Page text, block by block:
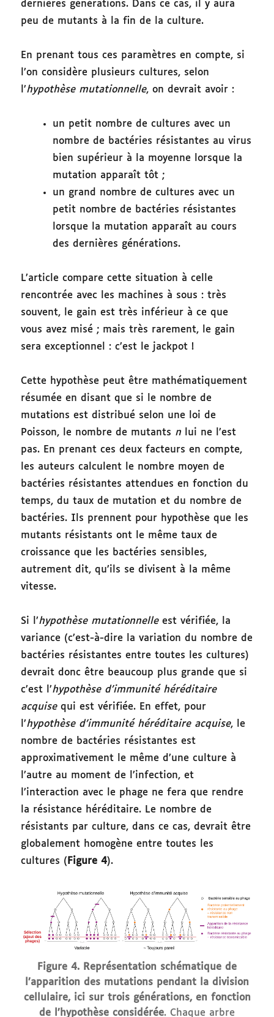
dernières générations. Dans ce cas, il y aura
peu de mutants à la fin de la culture.
En prenant tous ces paramètres en compte, si
l’on considère plusieurs cultures, selon
l’hypothèse mutationnelle, on devrait avoir :
un petit nombre de cultures avec un
nombre de bactéries résistantes au virus
bien supérieur à la moyenne lorsque la
mutation apparaît tôt ;
un grand nombre de cultures avec un
petit nombre de bactéries résistantes
lorsque la mutation apparaît au cours
des dernières générations.
L’article compare cette situation à celle
rencontrée avec les machines à sous : très
souvent, le gain est très inférieur à ce que
vous avez misé ; mais très rarement, le gain
sera exceptionnel : c’est le jackpot !
Cette hypothèse peut être mathématiquement
résumée en disant que si le nombre de
mutations est distribué selon une loi de
Poisson, le nombre de mutants n lui ne l’est
pas. En prenant ces deux facteurs en compte,
les auteurs calculent le nombre moyen de
bactéries résistantes attendues en fonction du
temps, du taux de mutation et du nombre de
bactéries. Ils prennent pour hypothèse que les
mutants résistants ont le même taux de
croissance que les bactéries sensibles,
autrement dit, qu’ils se divisent à la même
vitesse.
Si l’hypothèse mutationnelleest vérifiée, la
variance (c’est-à-dire la variation du nombre de
bactéries résistantes entre toutes les cultures)
devrait donc être beaucoup plus grande que si
c’est l’hypothèse d’immunité héréditaire
acquisequi est vérifiée. En effet, pour
l’hypothèse d’immunité héréditaire acquise, le
nombre de bactéries résistantes est
approximativement le même d’une culture à
l’autre au moment de l’infection, et
l’interaction avec le phage ne fera que rendre
la résistance héréditaire. Le nombre de
résistants par culture, dans ce cas, devrait être
globalement homogène entre toutes les
cultures ( Figure 4).
Figure 4. Représentation schématique de
l’apparition des mutations pendant la division
cellulaire, ici sur trois générations, en fonction
de l’hypothèse considérée. Chaque arbre